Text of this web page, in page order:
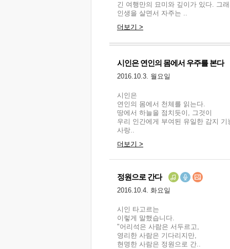
긴 여행만의 묘미와 깊이가 있다. 그래
인생을 살면서 자주는 ..
더보기 >
시인은 연인의 몸에서 우주를 본다
2016.10.3. 월요일
시인은
연인의 몸에서 천체를 읽는다.
땅에서 하늘을 점치듯이, 그것이
우리 인간에게 부여된 유일한 감지 기
사랑..
더보기 >
정원으로 간다
2016.10.4. 화요일
시인 타고르는
이렇게 말했습니다.
"어리석은 사람은 서두르고,
영리한 사람은 기다리지만,
현명한 사람은 정원으로 간..